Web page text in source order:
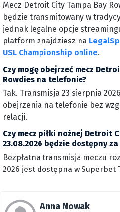
Mecz Detroit City Tampa Bay
będzie transmitowany w
jednak legalne opcje
platform znajdziesz na
USL Championship online.
Czy mogę obejrzeć mecz
Rowdies na telefonie?
Tak. Transmisja 23 sierpnia
obejrzenia na telefonie bez
relacji.
Czy mecz piłki nożnej Detroit
23.08.2026 będzie dostępny za
Bezpłatna transmisja meczu
2026 jest dostępna w Superbet
Anna Nowak